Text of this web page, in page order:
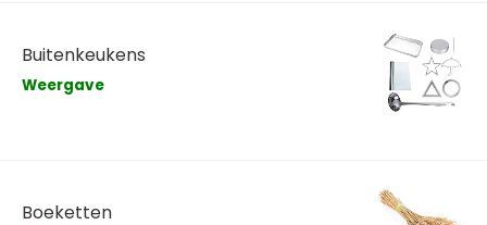
Buitenkeukens
Weergave
Boeketten